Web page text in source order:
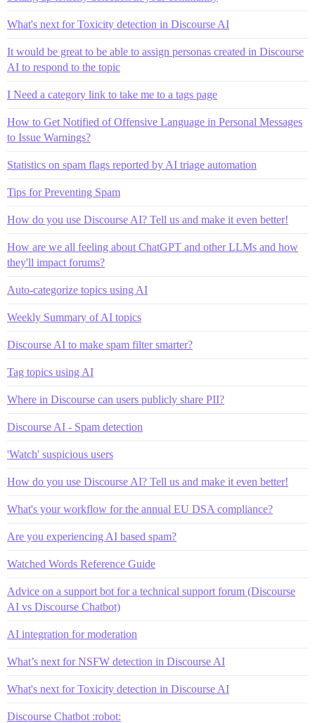
What's next for Toxicity detection in Discourse AI
It would be great to be able to assign personas created in Discourse
AI to respond to the topic
I Need a category link to take me to a tags page
How to Get Notified of Offensive Language in Personal Messages
to Issue Warnings?
Statistics on spam flags reported by AI triage automation
Tips for Preventing Spam
How do you use Discourse AI? Tell us and make it even better!
How are we all feeling about ChatGPT and other LLMs and how
they'll impact forums?
Auto-categorize topics using AI
Weekly Summary of AI topics
Discourse AI to make spam filter smarter?
Tag topics using AI
Where in Discourse can users publicly share PII?
Discourse AI - Spam detection
'Watch' suspicious users
How do you use Discourse AI? Tell us and make it even better!
What's your workflow for the annual EU DSA compliance?
Are you experiencing AI based spam?
Watched Words Reference Guide
Advice on a support bot for a technical support forum (Discourse
AI vs Discourse Chatbot)
AI integration for moderation
What’s next for NSFW detection in Discourse AI
What's next for Toxicity detection in Discourse AI
Discourse Chatbot :robot: